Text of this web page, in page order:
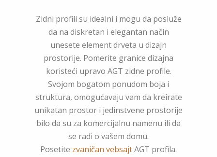
Zidni profili su idealni i mogu da posluže
da na diskretan i elegantan način
unesete element drveta u dizajn
prostorije. Pomerite granice dizajna
koristeći upravo AGT zidne profile.
Svojom bogatom ponudom boja i
struktura, omogućavaju vam da kreirate
unikatan prostor i jedinstvene prostorije
bilo da su za komercijalnu namenu ili da
se radi o vašem domu.
Posetite zvaničan vebsajtAGT profila.